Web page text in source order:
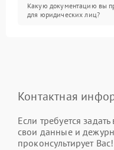
Какую документацию вы
для юридических лиц?
Контактная
Если требуется
свои данные и
проконсультирует Вас!